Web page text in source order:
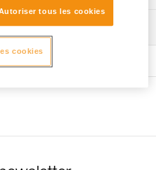
et SEQUOIA SRT.
SECUR-2
équipements
tips
tous les cookies
cookies